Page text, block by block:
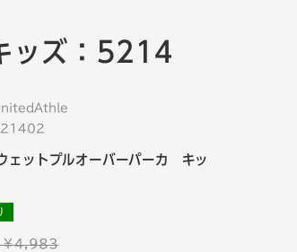
ッズ：5214
ェットプルオーバーパーカ キッ
4,983